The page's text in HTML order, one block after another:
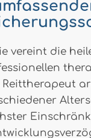
vereint die
Reittherapeut